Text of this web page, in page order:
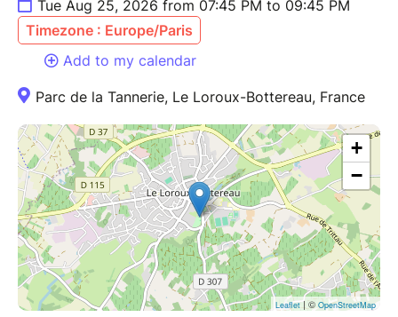
Tue Aug 25, 2026 from 07:45 PM to 09:45 PM
Timezone : Europe/Paris
Add to my calendar
Parc de la Tannerie, Le Loroux-Bottereau, France
+
−
Leaflet| © OpenStreetMap